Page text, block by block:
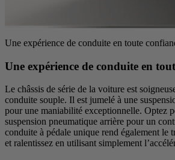
Une expérience de conduite en toute
Une expérience de conduite en
Le châssis de série de la voiture est
conduite souple. Il est jumelé à une
pour une maniabilité exceptionnelle. Optez
suspension pneumatique arrière pour un
conduite à pédale unique rend également le
et ralentissez en utilisant simplement